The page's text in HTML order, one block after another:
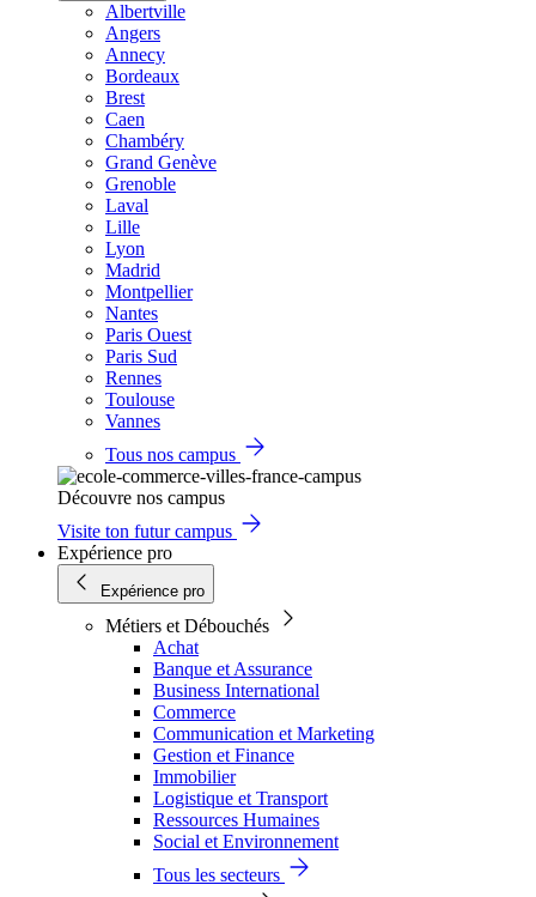
Albertville
Angers
Annecy
Bordeaux
Brest
Caen
Chambéry
Grand Genève
Grenoble
Laval
Lille
Lyon
Madrid
Montpellier
Nantes
Paris Ouest
Paris Sud
Rennes
Toulouse
Vannes
Tous nos campus
Découvre nos campus
Visite ton futur campus
Expérience pro
Expérience pro
Métiers et Débouchés
Achat
Banque et Assurance
Business International
Commerce
Communication et Marketing
Gestion et Finance
Immobilier
Logistique et Transport
Ressources Humaines
Social et Environnement
Tous les secteurs